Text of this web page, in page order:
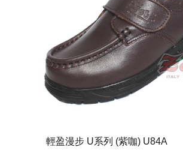
輕盈漫步 U系列 (紫咖) U84A